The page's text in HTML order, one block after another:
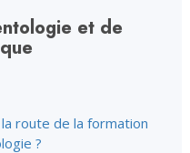
et de
route de la formation
?